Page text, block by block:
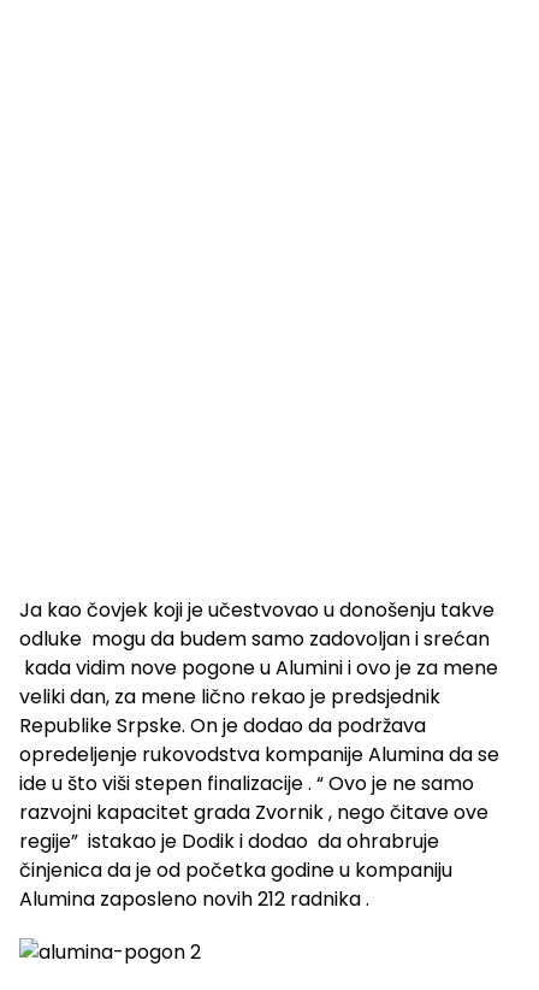
Ja kao čovjek koji je učestvovao u donošenju takve
odluke mogu da budem samo zadovoljan i srećan
kada vidim nove pogone u Alumini i ovo je za mene
veliki dan, za mene lično rekao je predsjednik
Republike Srpske. On je dodao da podržava
opredeljenje rukovodstva kompanije Alumina da se
ide u što viši stepen finalizacije . “ Ovo je ne samo
razvojni kapacitet grada Zvornik , nego čitave ove
regije” istakao je Dodik i dodao da ohrabruje
činjenica da je od početka godine u kompaniju
Alumina zaposleno novih 212 radnika .